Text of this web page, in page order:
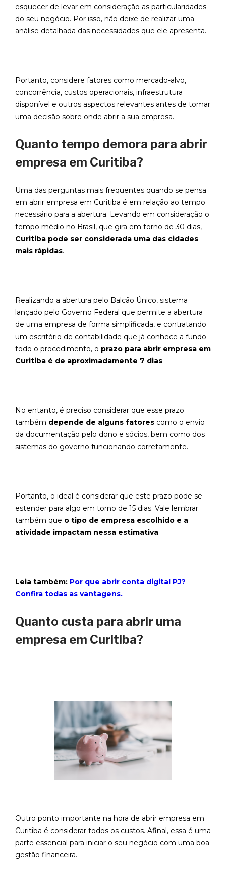
esquecer de levar em consideração as particularidades
do seu negócio. Por isso, não deixe de realizar uma
análise detalhada das necessidades que ele apresenta.
Portanto, considere fatores como mercado-alvo,
concorrência, custos operacionais, infraestrutura
disponível e outros aspectos relevantes antes de tomar
uma decisão sobre onde abrir a sua empresa.
Quanto tempo demora para abrir
empresa em Curitiba?
Uma das perguntas mais frequentes quando se pensa
em abrir empresa em Curitiba é em relação ao tempo
necessário para a abertura. Levando em consideração o
tempo médio no Brasil, que gira em torno de 30 dias,
Curitiba pode ser considerada uma das cidades
mais rápidas.
Realizando a abertura pelo Balcão Único, sistema
lançado pelo Governo Federal que permite a abertura
de uma empresa de forma simplificada, e contratando
um escritório de contabilidade que já conhece a fundo
todo o procedimento, o prazo para abrir empresa em
Curitiba é de aproximadamente 7 dias.
No entanto, é preciso considerar que esse prazo
também depende de alguns fatores como o envio
da documentação pelo dono e sócios, bem como dos
sistemas do governo funcionando corretamente.
Portanto, o ideal é considerar que este prazo pode se
estender para algo em torno de 15 dias. Vale lembrar
também que o tipo de empresa escolhido e a
atividade impactam nessa estimativa.
Leia também: Por que abrir conta digital PJ?
Confira todas as vantagens.
Quanto custa para abrir uma
empresa em Curitiba?
Outro ponto importante na hora de abrir empresa em
Curitiba é considerar todos os custos. Afinal, essa é uma
parte essencial para iniciar o seu negócio com uma boa
gestão financeira.